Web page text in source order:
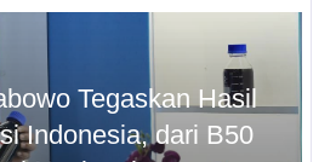
Tegaskan Hasil
Indonesia, dari B50